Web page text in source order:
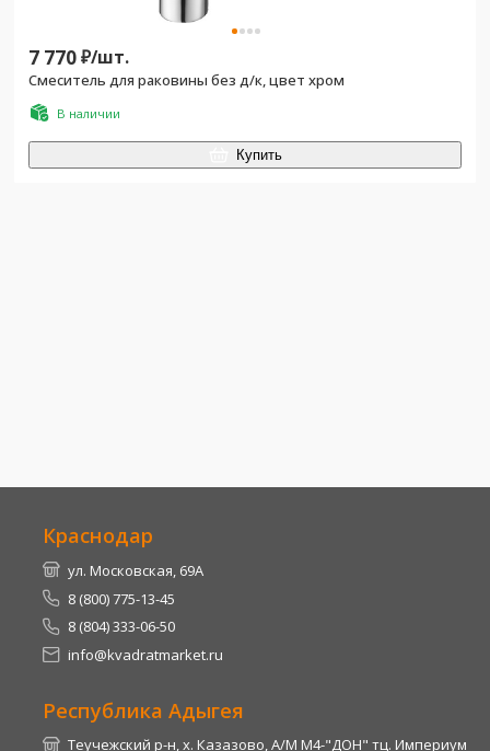
7 770₽/шт.
Смеситель для раковины без д/к, цвет хром
В наличии
Купить
Краснодар
ул. Московская, 69А
8 (800) 775-13-45
8 (804) 333-06-50
info@kvadratmarket.ru
Республика Адыгея
Теучежский р-н, х. Казазово, А/М М4-"ДОН" тц. Империум